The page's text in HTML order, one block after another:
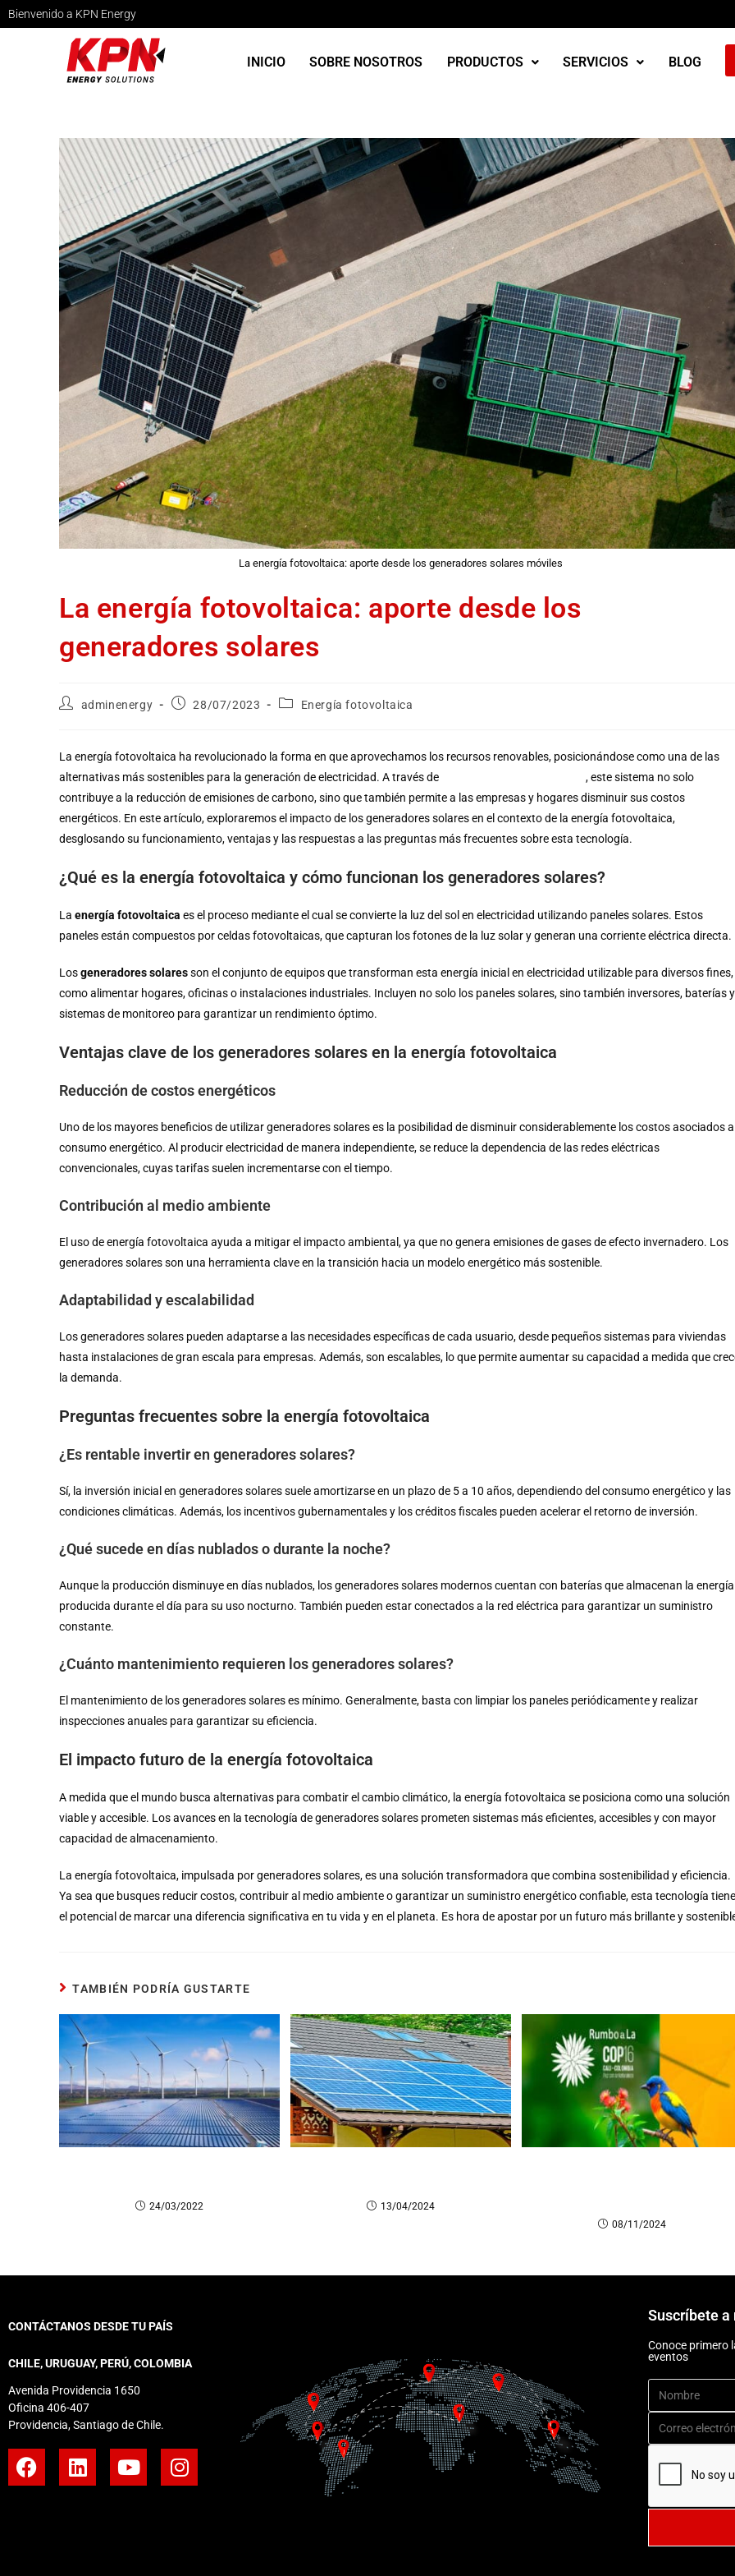
Bienvenido a KPN Energy
INICIO SOBRE NOSOTROS PRODUCTOS SERVICIOS BLOG
La energía fotovoltaica: aporte desde los generadores solares móviles
La energía fotovoltaica: aporte desde los
generadores solares
adminenergy 28/07/2023 Energía fotovoltaica
La energía fotovoltaica ha revolucionado la forma en que aprovechamos los recursos renovables, posicionándose como una de las
alternativas más sostenibles para la generación de electricidad. A través de
, este sistema no solo
contribuye a la reducción de emisiones de carbono, sino que también permite a las empresas y hogares disminuir sus costos
energéticos. En este artículo, exploraremos el impacto de los generadores solares en el contexto de la energía fotovoltaica,
desglosando su funcionamiento, ventajas y las respuestas a las preguntas más frecuentes sobre esta tecnología.
¿Qué es la energía fotovoltaica y cómo funcionan los generadores solares?
La energía fotovoltaica es el proceso mediante el cual se convierte la luz del sol en electricidad utilizando paneles solares. Estos
paneles están compuestos por celdas fotovoltaicas, que capturan los fotones de la luz solar y generan una corriente eléctrica directa.
Losgeneradores solaresson el conjunto de equipos que transforman esta energía inicial en electricidad utilizable para diversos fines,
como alimentar hogares, oficinas o instalaciones industriales. Incluyen no solo los paneles solares, sino también inversores, baterías y
sistemas de monitoreo para garantizar un rendimiento óptimo.
Ventajas clave de los generadores solares en la energía fotovoltaica
Reducción de costos energéticos
Uno de los mayores beneficios de utilizar generadores solares es la posibilidad de disminuir considerablemente los costos asociados
consumo energético. Al producir electricidad de manera independiente, se reduce la dependencia de las redes eléctricas
convencionales, cuyas tarifas suelen incrementarse con el tiempo.
Contribución al medio ambiente
El uso de energía fotovoltaica ayuda a mitigar el impacto ambiental, ya que no genera emisiones de gases de efecto invernadero. Los
generadores solares son una herramienta clave en la transición hacia un modelo energético más sostenible.
Adaptabilidad y escalabilidad
Los generadores solares pueden adaptarse a las necesidades específicas de cada usuario, desde pequeños sistemas para viviendas
hasta instalaciones de gran escala para empresas. Además, son escalables, lo que permite aumentar su capacidad a medida que
la demanda.
Preguntas frecuentes sobre la energía fotovoltaica
¿Es rentable invertir en generadores solares?
Sí, la inversión inicial en generadores solares suele amortizarse en un plazo de 5 a 10 años, dependiendo del consumo energético y las
condiciones climáticas. Además, los incentivos gubernamentales y los créditos fiscales pueden acelerar el retorno de inversión.
¿Qué sucede en días nublados o durante la noche?
Aunque la producción disminuye en días nublados, los generadores solares modernos cuentan con baterías que almacenan la energía
producida durante el día para su uso nocturno. También pueden estar conectados a la red eléctrica para garantizar un suministro
constante.
¿Cuánto mantenimiento requieren los generadores solares?
El mantenimiento de los generadores solares es mínimo. Generalmente, basta con limpiar los paneles periódicamente y realizar
inspecciones anuales para garantizar su eficiencia.
El impacto futuro de la energía fotovoltaica
A medida que el mundo busca alternativas para combatir el cambio climático, la energía fotovoltaica se posiciona como una solución
viable y accesible. Los avances en la tecnología de generadores solares prometen sistemas más eficientes, accesibles y con mayor
capacidad de almacenamiento.
La energía fotovoltaica, impulsada por generadores solares, es una solución transformadora que combina sostenibilidad y eficiencia.
Ya sea que busques reducir costos, contribuir al medio ambiente o garantizar un suministro energético confiable, esta tecnología tiene
el potencial de marcar una diferencia significativa en tu vida y en el planeta. Es hora de apostar por un futuro más brillante y
TAMBIÉN PODRÍA GUSTARTE
24/03/2022 13/04/2024
08/11/2024
CONTÁCTANOS DESDE TU PAÍS
CHILE, URUGUAY, PERÚ, COLOMBIA
Avenida Providencia 1650
Oficina 406-407
Providencia, Santiago de Chile.
Suscríbete
Conoce primero
eventos